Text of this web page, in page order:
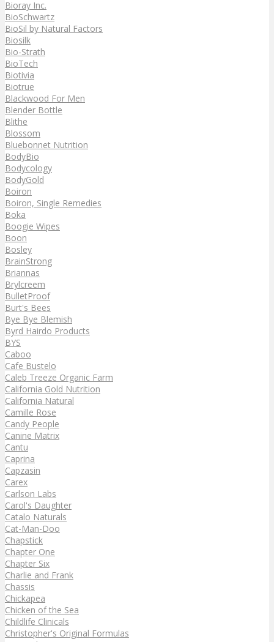
Bioray Inc.
BioSchwartz
BioSil by Natural Factors
Biosilk
Bio-Strath
BioTech
Biotivia
Biotrue
Blackwood For Men
Blender Bottle
Blithe
Blossom
Bluebonnet Nutrition
BodyBio
Bodycology
BodyGold
Boiron
Boiron, Single Remedies
Boka
Boogie Wipes
Boon
Bosley
BrainStrong
Briannas
Brylcreem
BulletProof
Burt's Bees
Bye Bye Blemish
Byrd Hairdo Products
BYS
Caboo
Cafe Bustelo
Caleb Treeze Organic Farm
California Gold Nutrition
California Natural
Camille Rose
Candy People
Canine Matrix
Cantu
Caprina
Capzasin
Carex
Carlson Labs
Carol's Daughter
Catalo Naturals
Cat-Man-Doo
Chapstick
Chapter One
Chapter Six
Charlie and Frank
Chassis
Chickapea
Chicken of the Sea
Childlife Clinicals
Christopher's Original Formulas